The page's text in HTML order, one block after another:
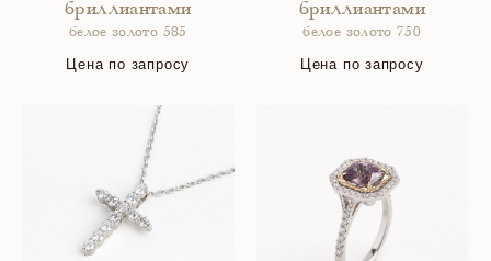
бриллиантами
белое золото 585
Цена по запросу
бриллиантами
белое золото 750
Цена по запросу